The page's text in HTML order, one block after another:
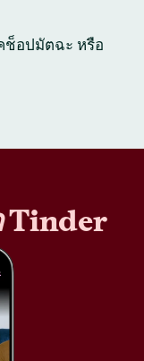
ช็อปมัตฉะ หรือ
Tinder